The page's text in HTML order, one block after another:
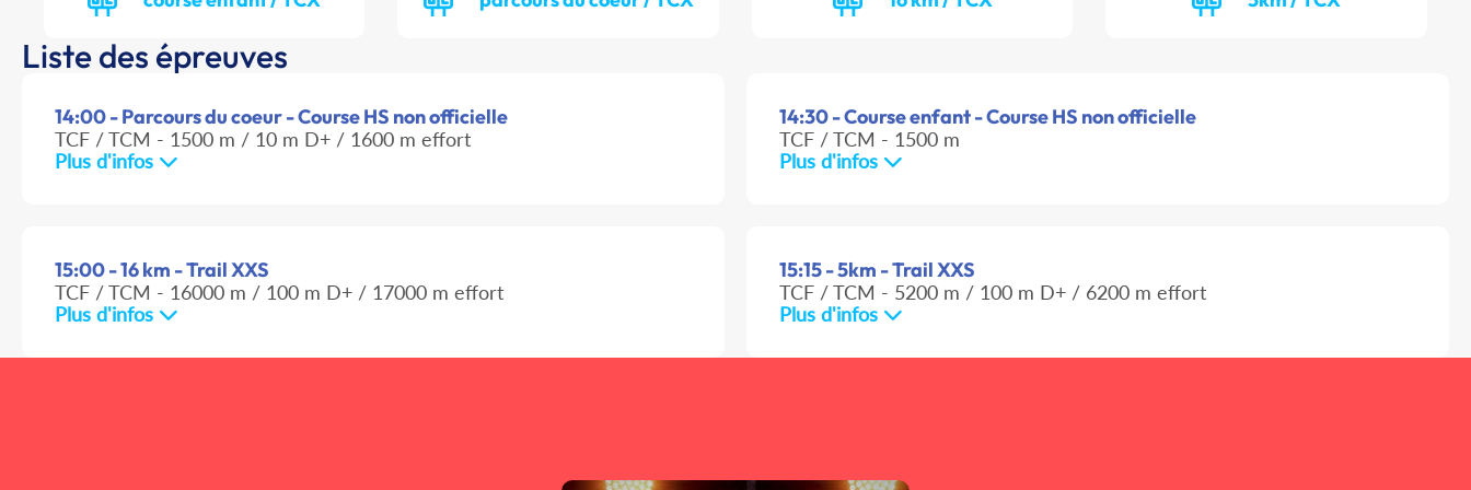
Liste des épreuves
14:00 - Parcours du coeur - Course HS non officielle
TCF / TCM - 1500 m / 10 m D+ / 1600 m effort
Plus d'infos
14:30 - Course enfant - Course HS non officielle
TCF / TCM - 1500 m
Plus d'infos
15:00 - 16 km - Trail XXS
TCF / TCM - 16000 m / 100 m D+ / 17000 m effort
Plus d'infos
15:15 - 5km - Trail XXS
TCF / TCM - 5200 m / 100 m D+ / 6200 m effort
Plus d'infos